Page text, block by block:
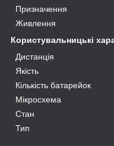
Призначення
Живлення
Користувальницькі
Дистанція
Якість
Кількість батарейок
Мікросхема
Стан
Тип